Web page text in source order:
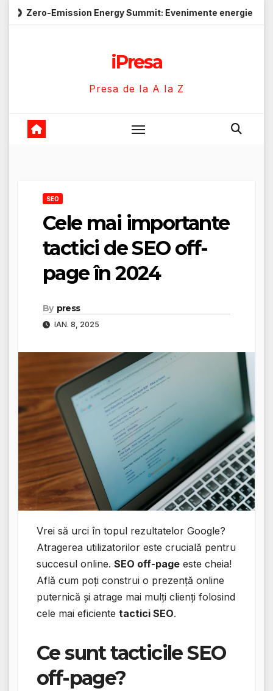
Skip
Energy Summit: Evenimente energie despre soluții cu
iPresa
Presa de la A la Z
SEO
Cele mai importante
tactici de SEO off-
page în 2024
By press
IAN. 8, 2025
Vrei să urci în topul rezultatelor Google?
Atragerea utilizatorilor este crucială pentru
succesul online. SEO off-page este cheia!
Află cum poți construi o prezență online
puternică și atrage mai mulți clienți folosind
cele mai eficiente tactici SEO.
Ce sunt tacticile SEO
off-page?